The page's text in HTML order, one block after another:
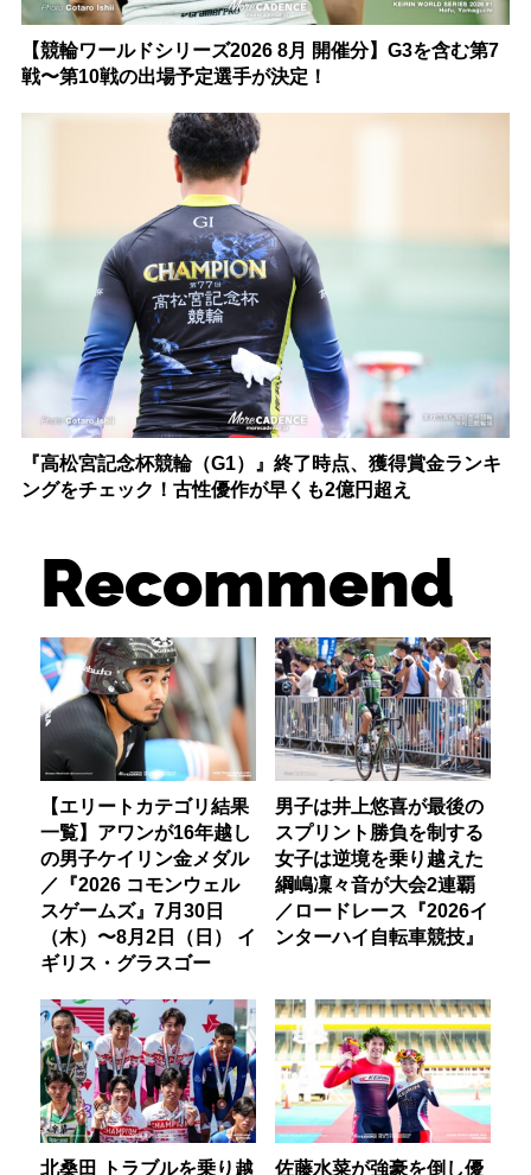
【競輪ワールドシリーズ2026 8月 開催分】G3を含む第7
戦〜第10戦の出場予定選手が決定！
『高松宮記念杯競輪（G1）』終了時点、獲得賞金ランキ
ングをチェック！古性優作が早くも2億円超え
Recommend
【エリートカテゴリ結果
一覧】アワンが16年越し
の男子ケイリン金メダル
／『2026 コモンウェル
スゲームズ』7月30日
（木）〜8月2日（日） イ
ギリス・グラスゴー
男子は井上悠喜が最後の
スプリント勝負を制する
女子は逆境を乗り越えた
綱嶋凜々音が大会2連覇
／ロードレース『2026イ
ンターハイ自転車競技』
北桑田 トラブルを乗り越 佐藤水菜が強豪を倒し優